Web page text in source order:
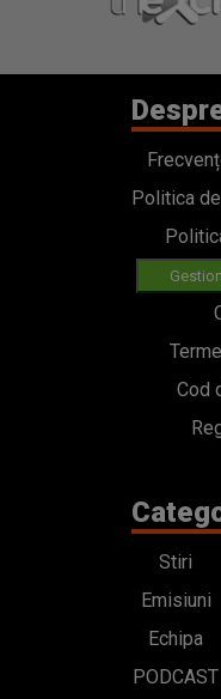
Politica
Cod
Stiri
Emisiuni
Echipa
PODCAST